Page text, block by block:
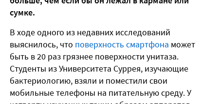
сумке.
В ходе одного из недавних исследований
выяснилось, что поверхность смартфона может
быть в 20 раз грязнее поверхности унитаза.
Студенты из Университета Суррея, изучающие
бактериологию, взяли и поместили свои
мобильные телефоны на питательную среду. У